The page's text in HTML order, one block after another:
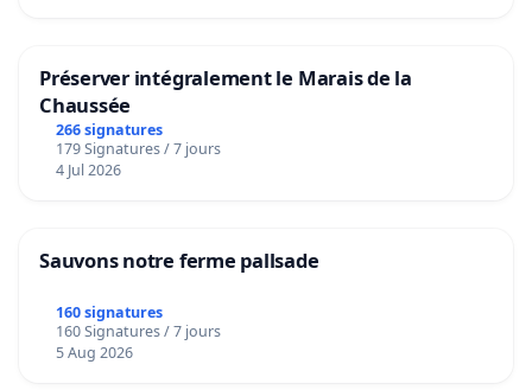
Préserver intégralement le Marais de la
Chaussée
266 signatures
179 Signatures / 7 jours
4 Jul 2026
Sauvons notre ferme pallsade
160 signatures
160 Signatures / 7 jours
5 Aug 2026